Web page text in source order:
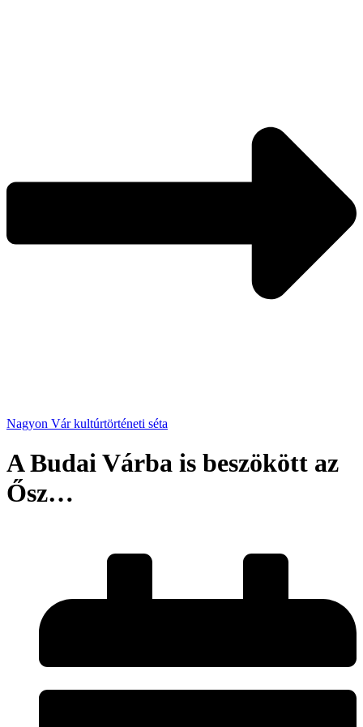
Nagyon Vár kultúrtörténeti séta
A Budai Várba is beszökött az
Ősz…